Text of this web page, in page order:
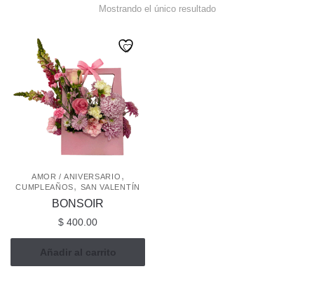
Mostrando el único resultado
AMOR / ANIVERSARIO ,
CUMPLEAÑOS, SAN VALENTÍN
BONSOIR
$ 400.00
Añadir al carrito